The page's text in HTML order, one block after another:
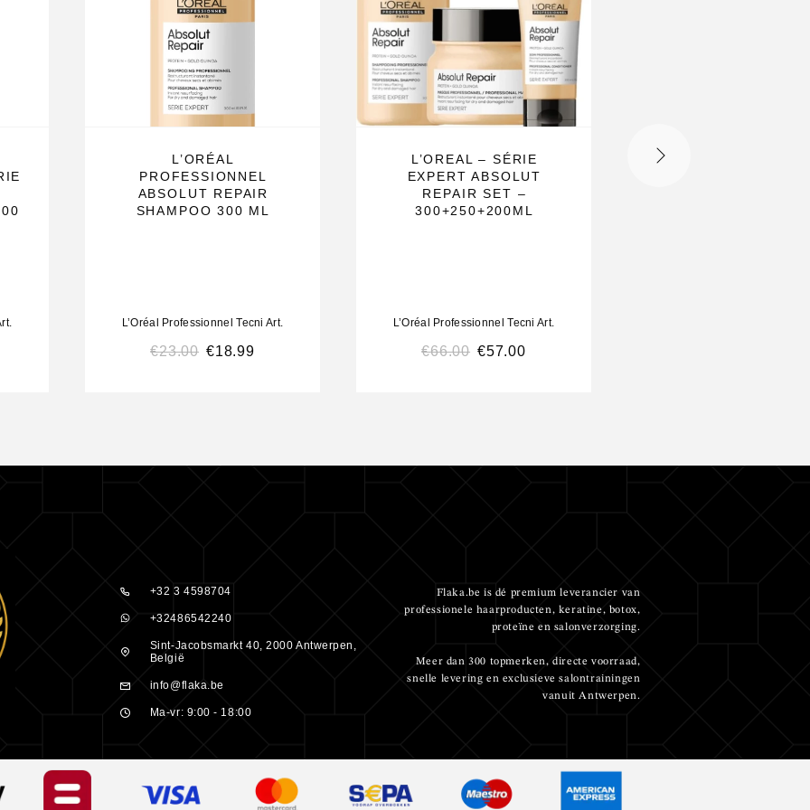
te
dagelijks
voelt
haar een
gezond
L’ORÉAL
PROFESSIONNEL
ABSOLUT REPAIR
SHAMPOO 300 ML
L’Oréal Professionnel Tecni Art.
€23.00 €18.99
L’OREAL – SÉRIE
EXPERT ABSOLUT
REPAIR SET –
300+250+200ML
L’Oréal Professionnel Tecni Art.
€66.00 €57.00
+32 3 4598704
+32486542240
Sint-Jacobsmarkt 40, 2000 Antwerpen,
België
info@flaka.be
Ma-vr: 9:00 - 18:00
Flaka.be is dé premium leverancier van
professionele haarproducten, keratine, botox,
proteïne en salonverzorging.
Meer dan 300 topmerken, directe voorraad,
snelle levering en exclusieve salontrainingen
vanuit Antwerpen.